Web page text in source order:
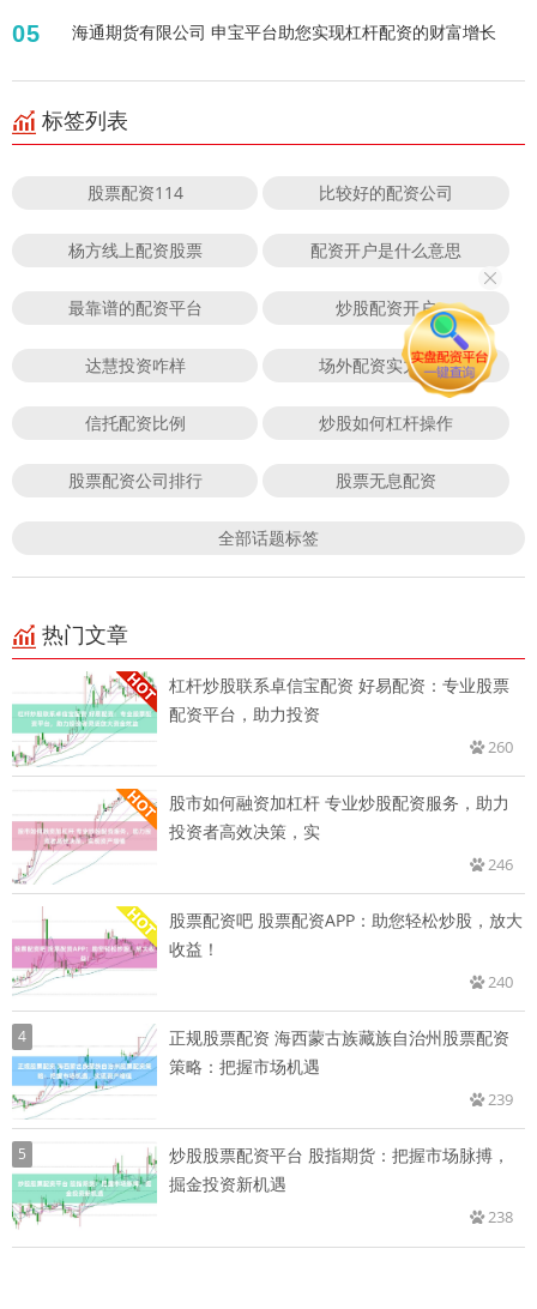
05 海通期货有限公司 申宝平台助您实现杠杆配资的财富增长
标签列表
股票配资114 比较好的配资公司
杨方线上配资股票 配资开户是什么意思
最靠谱的配资平台 炒股配资开户
达慧投资咋样 场外配资实力公司
信托配资比例 炒股如何杠杆操作
股票配资公司排行 股票无息配资
全部话题标签
热门文章
杠杆炒股联系卓信宝配资 好易配资：专业股票
配资平台，助力投资
260
股市如何融资加杠杆 专业炒股配资服务，助力
投资者高效决策，实
246
股票配资吧 股票配资APP：助您轻松炒股，放大
收益！
240
4
正规股票配资 海西蒙古族藏族自治州股票配资
策略：把握市场机遇
239
5
炒股股票配资平台 股指期货：把握市场脉搏，
掘金投资新机遇
238